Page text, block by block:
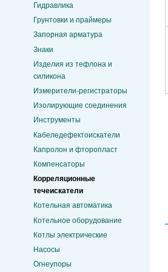
Гидравлика
Грунтовки и праймеры
Запорная арматура
Знаки
Изделия из тефлона и
силикона
Измерители-регистраторы
Изолирующие соединения
Инструменты
Кабеледефектоискатели
Капролон и фторопласт
Компенсаторы
Корреляционные
течеискатели
Котельная автоматика
Котельное оборудование
Котлы электрические
Насосы
Огнеупоры